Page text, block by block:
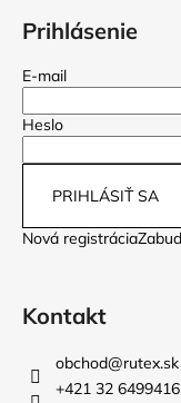
Prihlásenie
E-mail
Heslo
PRIHLÁSIŤ SA
Nová registrácia
Kontakt
obchod@rutex.sk
+421 32 6499416